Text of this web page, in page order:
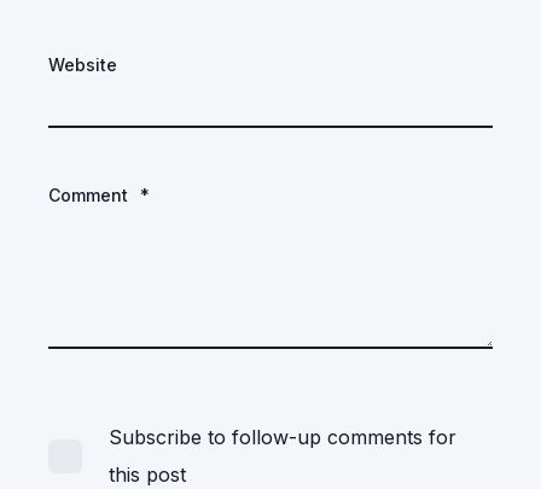
Website
Comment *
Subscribe to follow-up comments for
this post